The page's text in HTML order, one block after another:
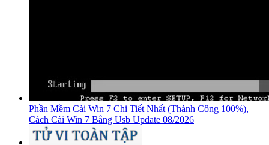
Phần Mềm Cài Win 7 Chi Tiết Nhất (Thành Công 100%),
Cách Cài Win 7 Bằng Usb Update 08/2026